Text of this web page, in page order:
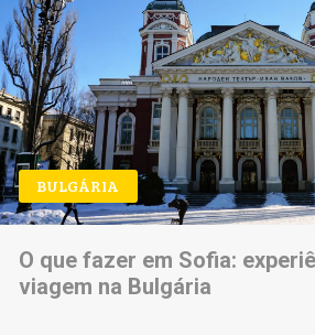
BULGÁRIA
O que fazer em Sofia:
viagem na Bulgária